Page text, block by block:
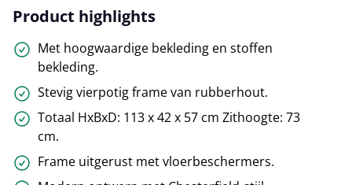
Product highlights
Met hoogwaardige bekleding en stoffen
bekleding.
Stevig vierpotig frame van rubberhout.
Totaal HxBxD: 113 x 42 x 57 cm Zithoogte: 73
cm.
Frame uitgerust met vloerbeschermers.